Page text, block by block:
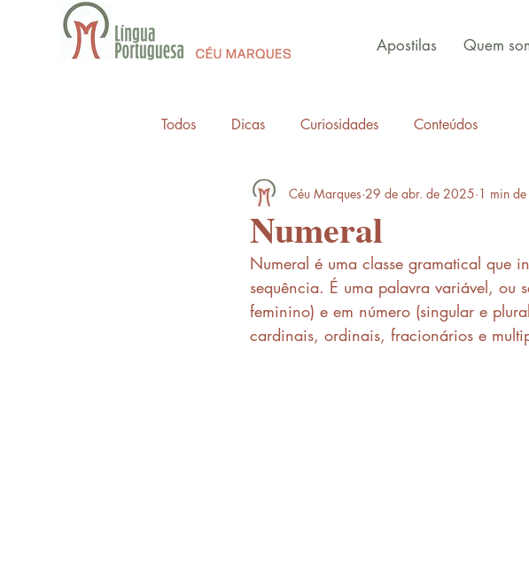
Apostilas Quem
Todos Dicas Curiosidades Conteúdos
Numeral
Céu Marques 29 de abr. de 2025 1 min
Numeral é uma classe gramatical que
sequência. É uma palavra variável, ou
feminino) e em número (singular e
cardinais, ordinais, fracionários e